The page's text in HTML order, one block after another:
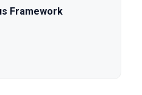
Framework